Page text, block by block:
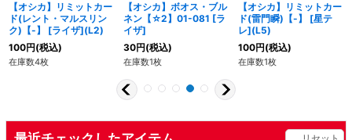
【オシカ】リミットカー
ド(レント・マルスリン
ク)【-】 [ライザ](L2)
100円(税込)
在庫数4枚
【オシカ】ボオス・ブル
ネン【☆2】01-081 [ラ
イザ]
30円(税込)
在庫数1枚
【オシカ】リミットカー
ド(雷門瞬)【-】 [星テ
レ](L5)
100円(税込)
在庫数1枚
リセット